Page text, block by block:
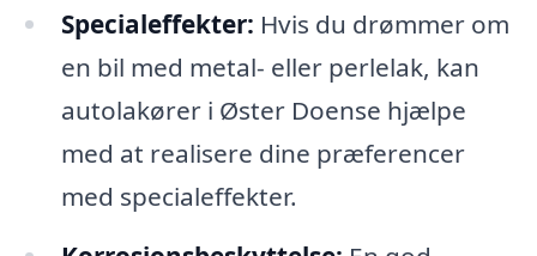
Specialeffekter: Hvis du drømmer om
en bil med metal- eller perlelak, kan
autolakører i Øster Doense hjælpe
med at realisere dine præferencer
med specialeffekter.